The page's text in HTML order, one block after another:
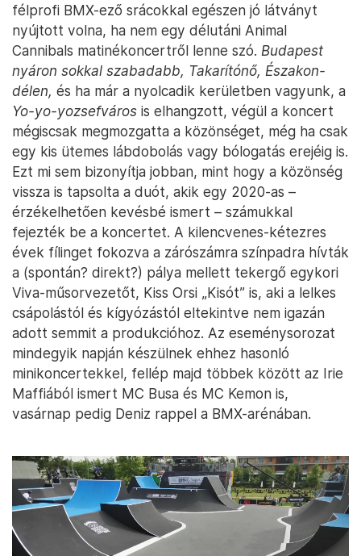
félprofi BMX-ező srácokkal egészen jó látványt
nyújtott volna, ha nem egy délutáni Animal
Cannibals matinékoncertről lenne szó. Budapest
nyáron sokkal szabadabb, Takarítónő, Északon-
délen, és ha már a nyolcadik kerületben vagyunk, a
Yo-yo-yozsefváros is elhangzott, végül a koncert
mégiscsak megmozgatta a közönséget, még ha csak
egy kis ütemes lábdobolás vagy bólogatás erejéig is.
Ezt mi sem bizonyítja jobban, mint hogy a közönség
vissza is tapsolta a duót, akik egy 2020-as –
érzékelhetően kevésbé ismert – számukkal
fejezték be a koncertet. A kilencvenes-kétezres
évek fílinget fokozva a zárószámra színpadra hívták
a (spontán? direkt?) pálya mellett tekergő egykori
Viva-műsorvezetőt, Kiss Orsi „Kisót” is, aki a lelkes
csápolástól és kígyózástól eltekintve nem igazán
adott semmit a produkcióhoz. Az eseménysorozat
mindegyik napján készülnek ehhez hasonló
minikoncertekkel, fellép majd többek között az Irie
Maffiából ismert MC Busa és MC Kemon is,
vasárnap pedig Deniz rappel a BMX-arénában.